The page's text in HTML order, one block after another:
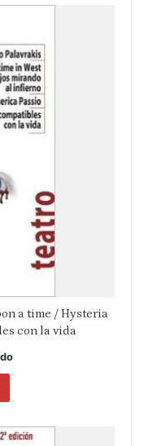
a time / Hysteria
con la vida